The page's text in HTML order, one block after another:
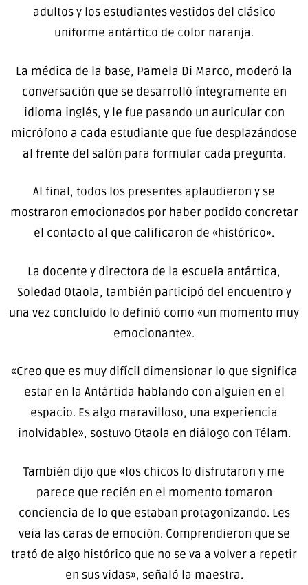
adultos y los estudiantes vestidos del clásico
uniforme antártico de color naranja.
La médica de la base, Pamela Di Marco, moderó la
conversación que se desarrolló íntegramente en
idioma inglés, y le fue pasando un auricular con
micrófono a cada estudiante que fue desplazándose
al frente del salón para formular cada pregunta.
Al final, todos los presentes aplaudieron y se
mostraron emocionados por haber podido concretar
el contacto al que calificaron de «histórico».
La docente y directora de la escuela antártica,
Soledad Otaola, también participó del encuentro y
una vez concluido lo definió como «un momento muy
emocionante».
«Creo que es muy difícil dimensionar lo que significa
estar en la Antártida hablando con alguien en el
espacio. Es algo maravilloso, una experiencia
inolvidable», sostuvo Otaola en diálogo con Télam.
También dijo que «los chicos lo disfrutaron y me
parece que recién en el momento tomaron
conciencia de lo que estaban protagonizando. Les
veía las caras de emoción. Comprendieron que se
trató de algo histórico que no se va a volver a repetir
en sus vidas», señaló la maestra.